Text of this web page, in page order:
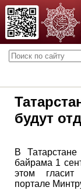
будут
В
байрама 1
этом гласит
портале